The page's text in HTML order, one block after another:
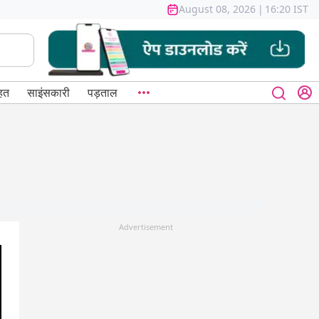
August 08, 2026 | 16:20 IST
साइंसकारी पड़ताल
Advertisement